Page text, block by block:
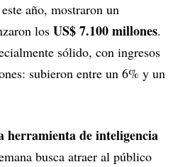
año, mostraron un
los US$ 7.100 millones.
sólido, con ingresos
subieron entre un 6% y un
herramienta de inteligencia
busca atraer al público